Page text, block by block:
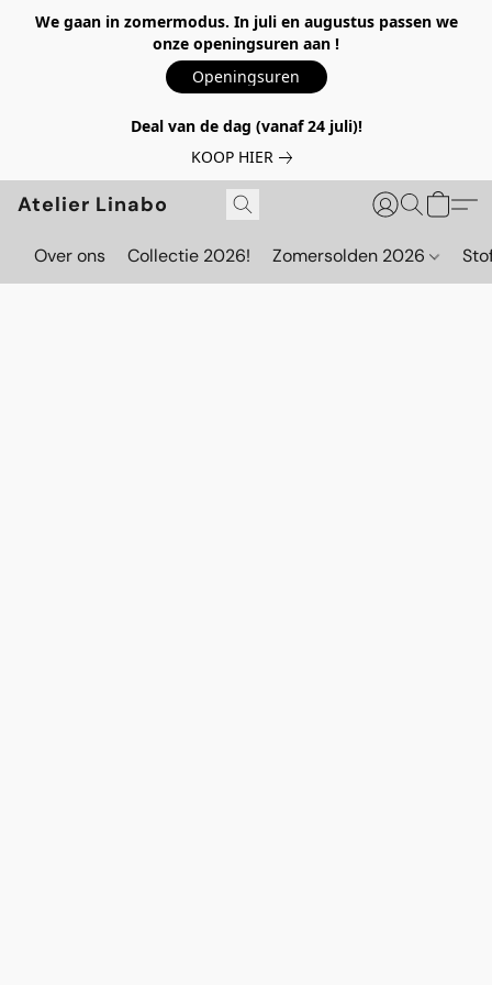
We gaan in zomermodus. In juli en augustus passen we
onze openingsuren aan !
Openingsuren
Deal van de dag (vanaf 24 juli)!
KOOP HIER
Atelier Linabo
Over ons Collectie 2026! Zomersolden 2026